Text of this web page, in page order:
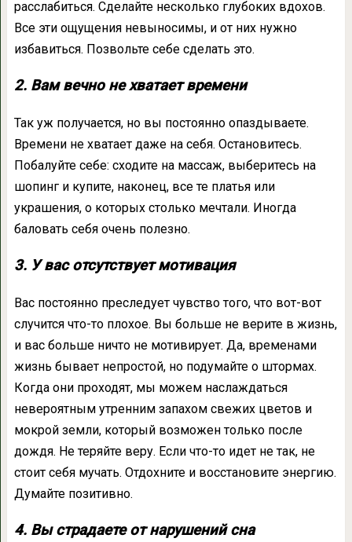
расслабиться. Сделайте несколько глубоких вдохов.
Все эти ощущения невыносимы, и от них нужно
избавиться. Позвольте себе сделать это.
2. Вам вечно не хватает времени
Так уж получается, но вы постоянно опаздываете.
Времени не хватает даже на себя. Остановитесь.
Побалуйте себе: сходите на массаж, выберитесь на
шопинг и купите, наконец, все те платья или
украшения, о которых столько мечтали. Иногда
баловать себя очень полезно.
3. У вас отсутствует мотивация
Вас постоянно преследует чувство того, что вот-вот
случится что-то плохое. Вы больше не верите в жизнь,
и вас больше ничто не мотивирует. Да, временами
жизнь бывает непростой, но подумайте о штормах.
Когда они проходят, мы можем наслаждаться
невероятным утренним запахом свежих цветов и
мокрой земли, который возможен только после
дождя. Не теряйте веру. Если что-то идет не так, не
стоит себя мучать. Отдохните и восстановите энергию.
Думайте позитивно.
4. Вы страдаете от нарушений сна